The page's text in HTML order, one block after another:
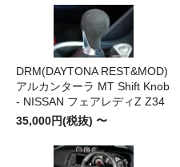
DRM(DAYTONA REST&MOD)
アルカンターラ MT Shift Knob
- NISSAN フェアレディZ Z34
35,000円(税抜) 〜